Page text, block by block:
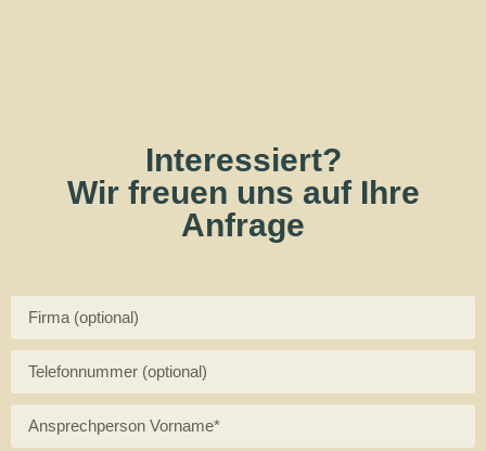
Interessiert?
Wir freuen uns auf Ihre
Anfrage